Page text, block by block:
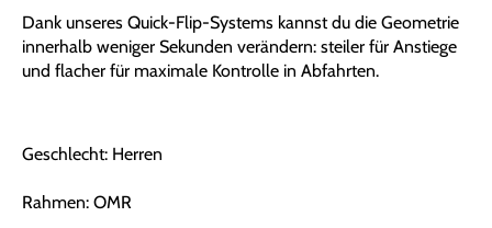
Dank unseres Quick-Flip-Systems kannst du die Geometrie
innerhalb weniger Sekunden verändern: steiler für Anstiege
und flacher für maximale Kontrolle in Abfahrten.
Geschlecht: Herren
Rahmen: OMR